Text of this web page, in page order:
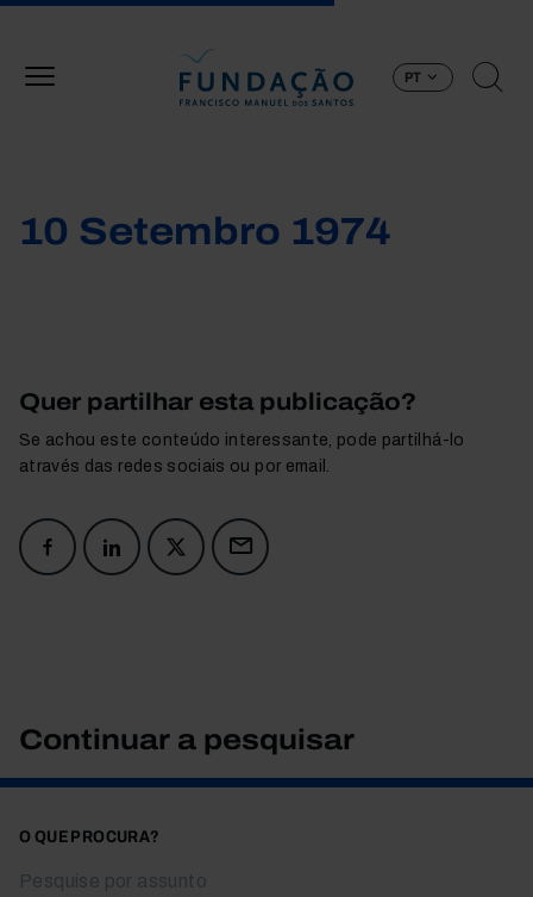
PT
10 Setembro 1974
Quer partilhar esta publicação?
Se achou este conteúdo interessante, pode partilhá-lo
através das redes sociais ou por email.
Continuar a pesquisar
O QUE PROCURA?